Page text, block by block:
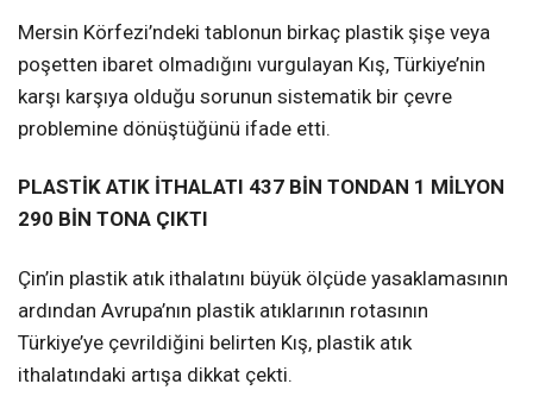
Mersin Körfezi’ndeki tablonun birkaç plastik şişe veya
poşetten ibaret olmadığını vurgulayan Kış, Türkiye’nin
karşı karşıya olduğu sorunun sistematik bir çevre
problemine dönüştüğünü ifade etti.
PLASTİK ATIK İTHALATI 437 BİN TONDAN 1 MİLYON
290 BİN TONA ÇIKTI
Çin’in plastik atık ithalatını büyük ölçüde yasaklamasının
ardından Avrupa’nın plastik atıklarının rotasının
Türkiye’ye çevrildiğini belirten Kış, plastik atık
ithalatındaki artışa dikkat çekti.